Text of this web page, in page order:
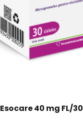
Esocare 40 mg FL/30